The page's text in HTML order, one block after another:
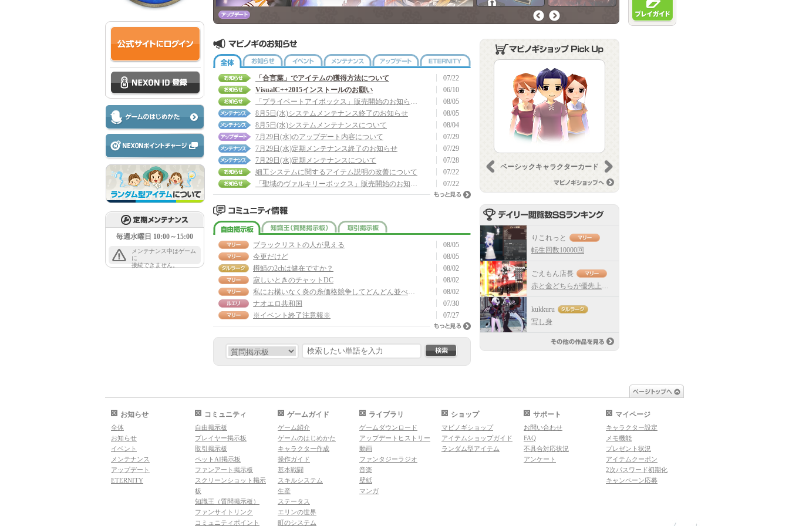
毎週水曜日 10:00～15:00
メンテナンス中はゲーム
に
接続できません。
前へ
全体 お知らせ イベント メンテナンス アップデート ETERNITY
「合言葉」でアイテムの獲得方法について
07/22
VisualC++2015インストールのお願い
06/10
「プライベートアイボックス」販売開始のお知らせ(8/6 19:05 追記)
08/05
8月5日(水)システムメンテナンス終了のお知らせ
08/05
8月5日(水)システムメンテナンスについて
08/04
7月29日(水)のアップデート内容について
07/29
7月29日(水)定期メンテナンス終了のお知らせ
07/29
7月29日(水)定期メンテナンスについて
07/28
細工システムに関するアイテム説明の改善について
07/22
「聖域のヴァルキリーボックス」販売開始のお知らせ
07/22
自由掲示板 知識王（質問掲示板）
ブラックリストの人が見える
08/05
今更だけど
08/05
樽鯖の2chは健在ですか？
08/02
寂しいときのチャットDC
08/02
私にお構いなく炎の糸価格競争してどんどん並べてどうぞ。
08/02
ナオエロ共和国
07/30
※イベント終了注意報※
07/27
もっと見る
ベーシックキャラクターカード
前へ
りこれっと
転生回数10000回
ごえもん店長
赤と金どちらが優先上位なのか！！
kukkuru
写し身
お知らせ
全体
お知らせ
イベント
メンテナンス
アップデート
ETERNITY
コミュニティ
自由掲示板
プレイヤー掲示板
取引掲示板
ペットAI掲示板
ファンアート掲示板
スクリーンショット掲示
板
知識王（質問掲示板）
ファンサイトリンク
コミュニティポイント
ゲームガイド
ゲーム紹介
ゲームのはじめかた
キャラクター作成
操作ガイド
基本戦闘
スキルシステム
生産
ステータス
エリンの世界
町のシステム
ライブラリ
ゲームダウンロード
アップデートヒストリー
動画
ファンタジーラジオ
音楽
壁紙
マンガ
ショップ
マビノギショップ
アイテムショップガイド
ランダム型アイテム
サポート
お問い合わせ
FAQ
不具合対応状況
アンケート
マイページ
キャラクター設定
メモ機能
プレゼント状況
アイテムクーポン
2次パスワード初期化
キャンペーン応募